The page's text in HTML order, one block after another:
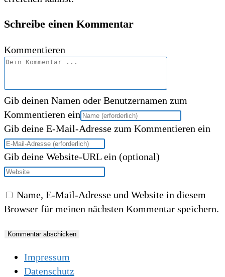
Schreibe einen Kommentar
Kommentieren
Gib deinen Namen oder Benutzernamen zum
Kommentieren ein
Gib deine E-Mail-Adresse zum Kommentieren ein
Gib deine Website-URL ein (optional)
Name, E-Mail-Adresse und Website in diesem
Browser für meinen nächsten Kommentar speichern.
Impressum
Datenschutz